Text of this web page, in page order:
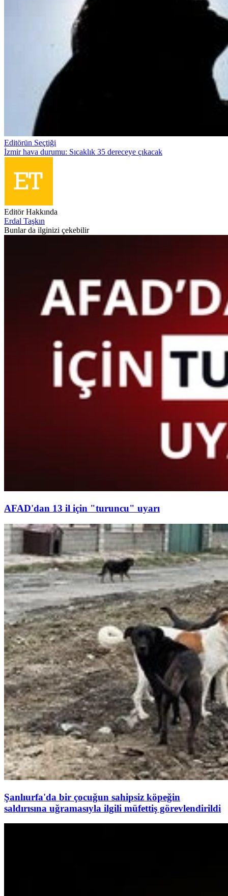
Editörün Seçtiği
İzmir hava durumu: Sıcaklık 35 dereceye çıkacak
Editör Hakkında
Erdal Taşkın
Bunlar da ilginizi çekebilir
AFAD'dan 13 il için "turuncu" uyarı
Şanlıurfa'da bir çocuğun sahipsiz köpeğin
saldırısına uğramasıyla ilgili müfettiş görevlendirildi